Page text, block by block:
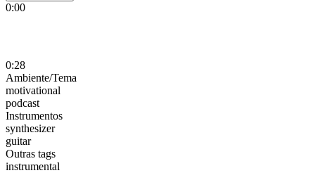
0:00
0:28
Ambiente/Tema
motivational
podcast
Instrumentos
synthesizer
guitar
Outras tags
instrumental